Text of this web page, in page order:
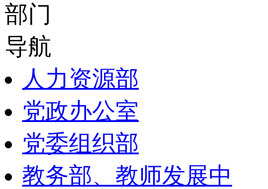
部门
导航
人力资源部
党政办公室
党委组织部
教务部、教师发展中